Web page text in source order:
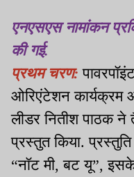
एनएसएस नामांकन
की गई.
प्रथम चरण:
ओरिएंटेशन कार्यक्रम
लीडर नितीश पाठक ने
प्रस्तुत किया.
“नॉट मी, बट यू”,